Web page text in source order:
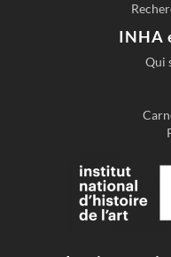
INHA
Qui